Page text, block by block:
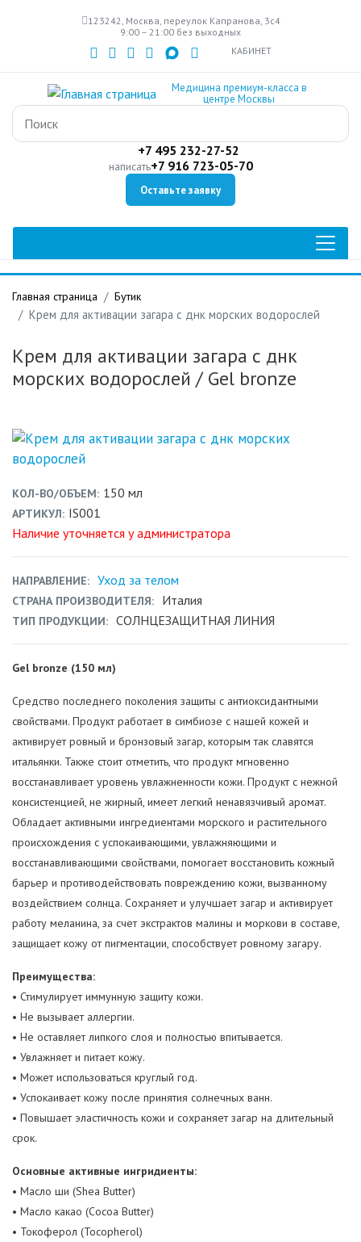
к
основному
содержанию
123242, Москва, переулок Капранова, 3с4
9:00 – 21:00 без выходных
КАБИНЕТ
Медицина премиум-класса в
центре Москвы
+7 495 232-27-52
написать+7 916 723-05-70
Оставьте заявку
Главная страница Бутик
Крем для активации загара с днк морских водорослей
Крем для активации загара с днк
морских водорослей / Gel bronze
КОЛ-ВО/ОБЪЕМ 150 мл
АРТИКУЛ IS001
Наличие уточняется у администратора
НАПРАВЛЕНИЕ Уход за телом
СТРАНА ПРОИЗВОДИТЕЛЯ Италия
ТИП ПРОДУКЦИИ СОЛНЦЕЗАЩИТНАЯ ЛИНИЯ
Gel bronze (150 мл)
Средство последнего поколения защиты с антиоксидантными
свойствами. Продукт работает в симбиозе с нашей кожей и
активирует ровный и бронзовый загар, которым так славятся
итальянки. Также стоит отметить, что продукт мгновенно
восстанавливает уровень увлажненности кожи. Продукт с нежной
консистенцией, не жирный, имеет легкий ненавязчивый аромат.
Обладает активными ингредиентами морского и растительного
происхождения с успокаивающими, увлажняющими и
восстанавливающими свойствами, помогает восстановить кожный
барьер и противодействовать повреждению кожи, вызванному
воздействием солнца. Сохраняет и улучшает загар и активирует
работу меланина, за счет экстрактов малины и моркови в составе,
защищает кожу от пигментации, способствует ровному загару.
Преимущества:
• Стимулирует иммунную защиту кожи.
• Не вызывает аллергии.
• Не оставляет липкого слоя и полностью впитывается.
• Увлажняет и питает кожу.
• Может использоваться круглый год.
• Успокаивает кожу после принятия солнечных ванн.
• Повышает эластичность кожи и сохраняет загар на длительный
срок.
Основные активные ингридиенты:
• Масло ши (Shea Butter)
• Масло какао (Cocoa Butter)
• Токоферол (Tocopherol)